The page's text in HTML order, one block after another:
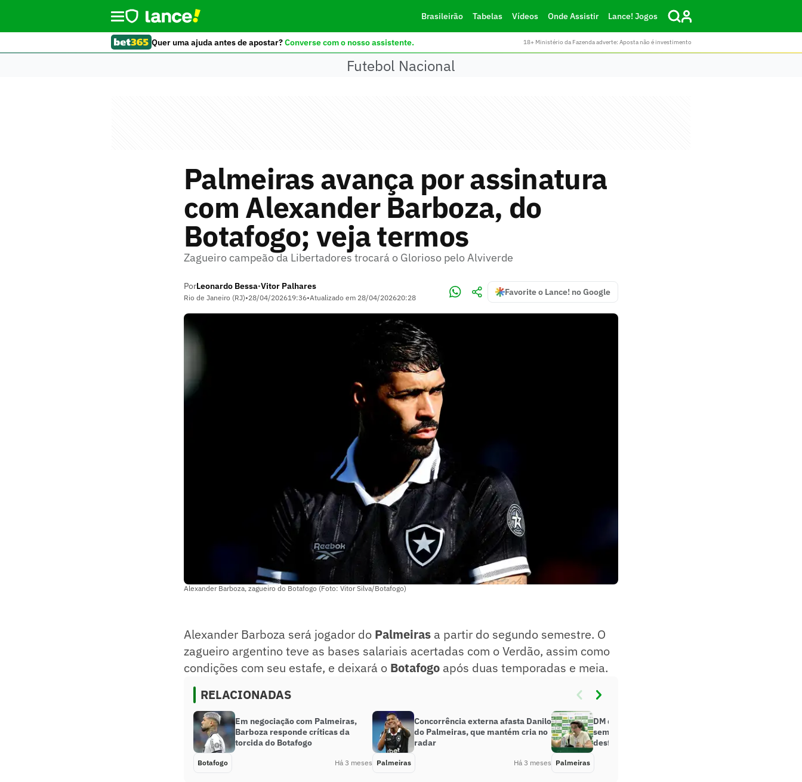
Brasileirão Tabelas Vídeos Onde Assistir Lance! Jogos
Quer uma ajuda antes de apostar?Converse com o nosso assistente. 18+ Ministério da Fazenda adverte: Aposta não é investimento
Futebol Nacional
Palmeiras avança por assinatura
com Alexander Barboza, do
Botafogo; veja termos
Zagueiro campeão da Libertadores trocará o Glorioso pelo Alviverde
PorLeonardo Bessa•Vitor Palhares
Rio de Janeiro (RJ)•28/04/202619:36•Atualizado em 28/04/202620:28
Favorite o Lance! no Google
Alexander Barboza, zagueiro do Botafogo (Foto: Vitor Silva/Botafogo)
Alexander Barboza será jogador do Palmeiras a partir do segundo semestre. O
zagueiro argentino teve as bases salariais acertadas com o Verdão, assim como
condições com seu estafe, e deixará o Botafogo após duas temporadas e meia.
RELACIONADAS
Em negociação com Palmeiras,
Barboza responde críticas da
torcida do Botafogo
Botafogo Há 3 meses
Concorrência externa afasta Danilo
do Palmeiras, que mantém cria no
radar
Palmeiras Há 3 meses
DM do Palmeiras: Paulinho treina
sem restrições, e dupla é
desfalque até a Copa
Palmeiras